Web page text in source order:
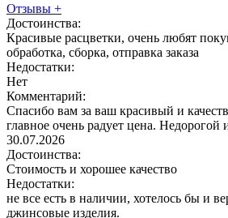
Отзывы +
Достоинства:
Красивые расцветки, очень любят
обработка, сборка, отправка заказа
Недостатки:
Нет
Комментарий:
Спасибо вам за ваш красивый и
главное очень радует цена. Недорогой
30.07.2026
Достоинства:
Стоимость и хорошее качество
Недостатки:
не все есть в наличии, хотелось бы и
джинсовые изделия.